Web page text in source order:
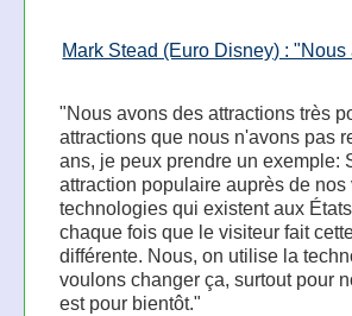
Mark Stead (Euro Disney) : "Nous
"Nous avons des attractions très
attractions que nous n'avons pas
ans, je peux prendre un exemple:
attraction populaire auprès de
technologies qui existent aux
chaque fois que le visiteur fait
différente. Nous, on utilise la
voulons changer ça, surtout pour
est pour bientôt."